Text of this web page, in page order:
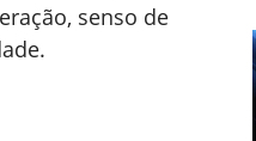
senso de